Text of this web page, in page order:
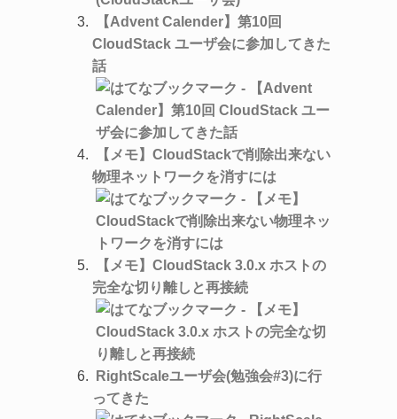
【Advent Calender】第10回
CloudStack ユーザ会に参加してきた
話
【メモ】CloudStackで削除出来ない
物理ネットワークを消すには
【メモ】CloudStack 3.0.x ホストの
完全な切り離しと再接続
RightScaleユーザ会(勉強会#3)に行
ってきた